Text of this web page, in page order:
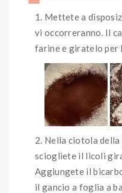
Mettete a
vi occorreranno. Il
farine e giratelo per
Nella ciotola della
sciogliete il licoli
Aggiungete il
il gancio a foglia a